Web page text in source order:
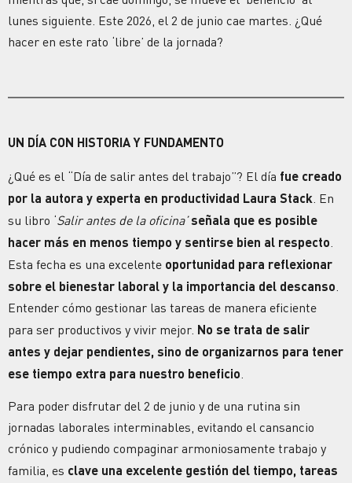
lunes siguiente. Este 2026, el 2 de junio cae martes. ¿Qué
hacer en este rato ‘libre’ de la jornada?
UN DÍA CON HISTORIA Y FUNDAMENTO
¿Qué es el “Día de salir antes del trabajo”? El día fue creado
por la autora y experta en productividad Laura Stack . En
su libro ‘Salir antes de la oficina’señala que es posible
hacer más en menos tiempo y sentirse bien al respecto
Esta fecha es una excelente oportunidad para reflexionar
sobre el bienestar laboral y la importancia del descanso
Entender cómo gestionar las tareas de manera eficiente
para ser productivos y vivir mejor. No se trata de salir
antes y dejar pendientes, sino de organizarnos para tener
ese tiempo extra para nuestro beneficio
Para poder disfrutar del 2 de junio y de una rutina sin
jornadas laborales interminables, evitando el cansancio
crónico y pudiendo compaginar armoniosamente trabajo y
familia, es clave una excelente gestión del tiempo, tareas